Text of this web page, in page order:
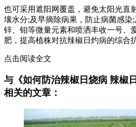
也可采用遮阳网覆盖，避免太阳光直
壤水分;及早摘除病果，防止病菌感染;
锌、钼等微量元素和喷洒丰收一号、
肥，提高植株对抗辣椒日灼病的综合
点击阅读全文
与《如何防治辣椒日烧病 辣椒
相关的文章：